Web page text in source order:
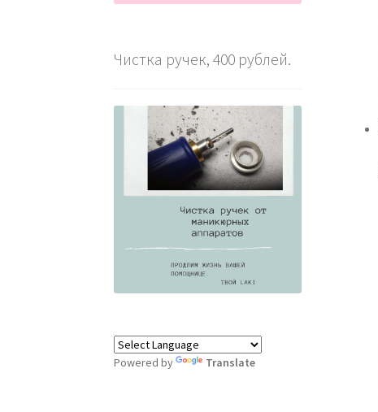
Чистка ручек, 400 рублей.
Powered by Translate